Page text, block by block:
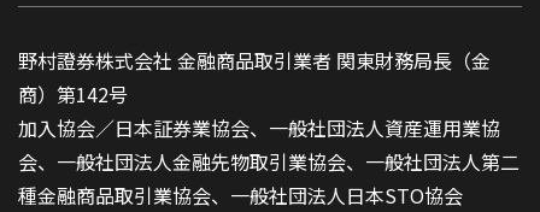
野村證券株式会社 金融商品取引業者 関東財務局長（金
商）第142号
加入協会／日本証券業協会、一般社団法人資産運用業協
会、一般社団法人金融先物取引業協会、一般社団法人第二
種金融商品取引業協会、一般社団法人日本STO協会